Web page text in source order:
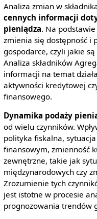
Analiza zmian w
cennych informacji
pieniądza. Na
zmienia się dostępność i
gospodarce, czyli jakie
Analiza składników
informacji na temat
aktywności kredytowej
finansowego.
Dynamika podaży
od wielu czynników.
polityka fiskalna,
finansowym, zmienność
zewnętrzne, takie jak
międzynarodowych czy
Zrozumienie tych
jest istotne w procesie
prognozowania trendów